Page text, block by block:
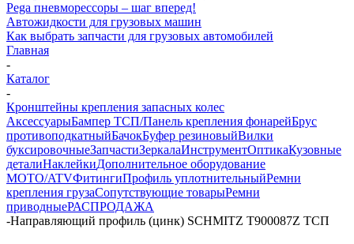
Pega пневморессоры – шаг вперед!
Автожидкости для грузовых машин
Как выбрать запчасти для грузовых автомобилей
Главная
-
Каталог
-
Кронштейны крепления запасных колес
АксессуарыБампер ТСП/Панель крепления фонарейБрус
противоподкатныйБачокБуфер резиновыйВилки
буксировочныеЗапчастиЗеркалаИнструментОптикаКузовные
деталиНаклейкиДополнительное оборудование
MOTO/ATVФитингиПрофиль уплотнительныйРемни
крепления грузаСопутствующие товарыРемни
приводныеРАСПРОДАЖА
-Направляющий профиль (цинк) SCHMITZ T900087Z ТСП